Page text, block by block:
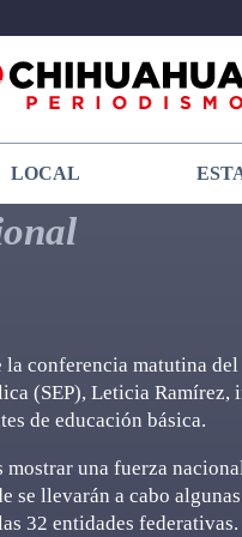
LOCAL
conferencia matutina
(SEP), Leticia
de educación básica.
una fuerza
se llevarán a cabo
32 entidades federativas.